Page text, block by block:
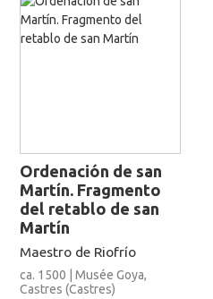
Ordenación de san
Martín. Fragmento
del retablo de san
Martín
Maestro de Riofrío
ca. 1500 | Musée Goya,
Castres (Castres)